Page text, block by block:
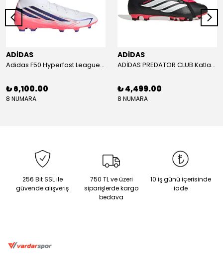
ADİDAS
Adidas F50 Hyperfast League Mid Erkek Krampon (IH7090)
₺ 6,100.00
8 NUMARA
ADİDAS
ADİDAS PREDATOR CLUB Katlanır Dilli Çim Saha/Çoklu Zemin Kramponu JR3330
₺ 4,499.00
8 NUMARA
256 Bit SSL ile
güvende alışveriş
750 TL ve üzeri
siparişlerde kargo
bedava
10 iş günü içerisinde
iade